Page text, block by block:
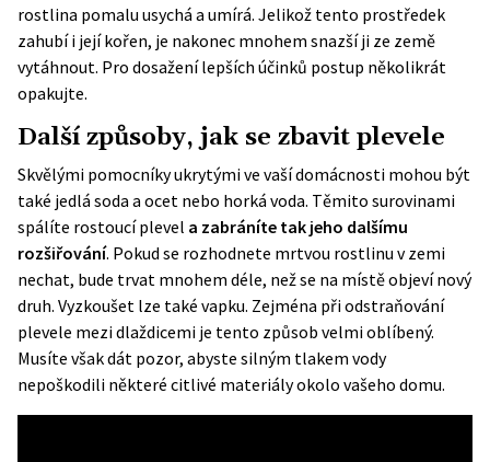
rostlina pomalu usychá a umírá. Jelikož tento prostředek
zahubí i její kořen, je nakonec mnohem snazší ji ze země
vytáhnout. Pro dosažení lepších účinků postup několikrát
opakujte.
Další způsoby, jak se zbavit plevele
Skvělými pomocníky ukrytými ve vaší domácnosti mohou být
také jedlá soda a ocet nebo horká voda. Těmito surovinami
spálíte rostoucí plevel a zabráníte tak jeho dalšímu
rozšiřování. Pokud se rozhodnete mrtvou rostlinu v zemi
nechat, bude trvat mnohem déle, než se na místě objeví nový
druh. Vyzkoušet lze také vapku. Zejména při odstraňování
plevele mezi dlaždicemi je tento způsob velmi oblíbený.
Musíte však dát pozor, abyste silným tlakem vody
nepoškodili některé citlivé materiály okolo vašeho domu.